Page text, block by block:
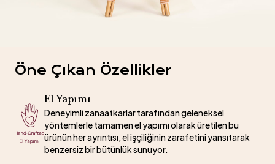
Öne Çıkan Özellikler
El Yapımı
Deneyimli zanaatkarlar tarafından geleneksel
yöntemlerle tamamen el yapımı olarak üretilen bu
ürünün her ayrıntısı, el işçiliğinin zarafetini yansıtarak
benzersiz bir bütünlük sunuyor.